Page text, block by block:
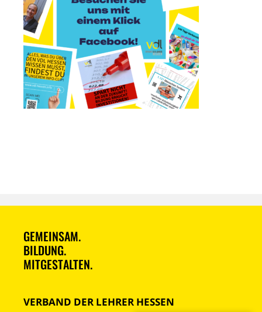
GEMEINSAM.
BILDUNG.
MITGESTALTEN.
VERBAND DER LEHRER HESSEN